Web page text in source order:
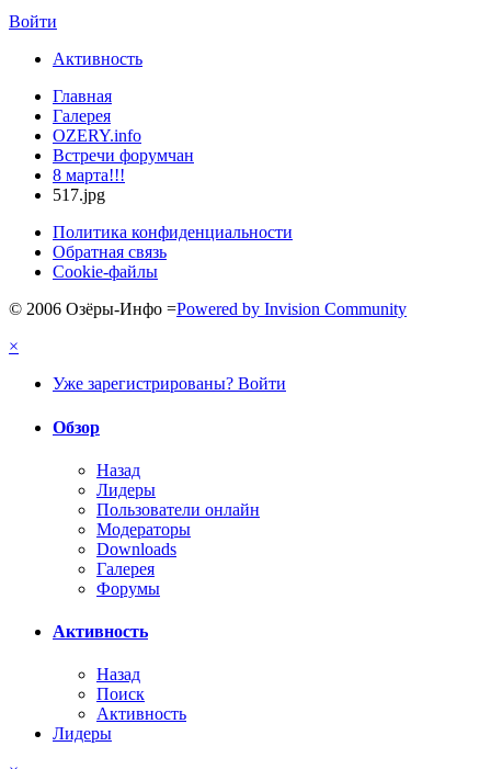
Войти
Активность
Главная
Галерея
OZERY.info
Встречи форумчан
8 марта!!!
517.jpg
Политика конфиденциальности
Обратная связь
Cookie-файлы
© 2006 Озёры-Инфо =Powered by Invision Community
×
Уже зарегистрированы? Войти
Обзор
Назад
Лидеры
Пользователи онлайн
Модераторы
Downloads
Галерея
Форумы
Активность
Назад
Поиск
Активность
Лидеры